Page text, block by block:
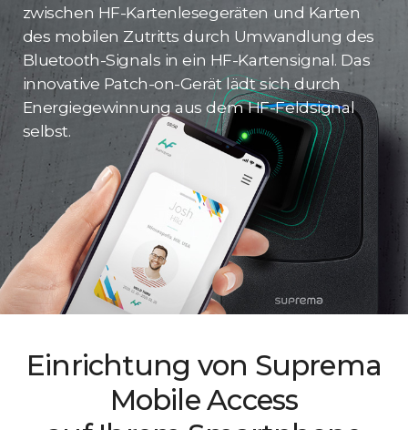
zwischen HF-Kartenlesegeräten und Karten
des mobilen Zutritts durch Umwandlung des
Bluetooth-Signals in ein HF-Kartensignal. Das
innovative Patch-on-Gerät lädt sich durch
Energiegewinnung aus dem HF-Feldsignal
selbst.
Einrichtung von Suprema
Mobile Access